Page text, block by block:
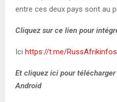
entre ces deux pays sont au
Cliquez sur ce lien pour
Ici https://t.me/RussAfrikinfos
Et cliquez ici pour
Android